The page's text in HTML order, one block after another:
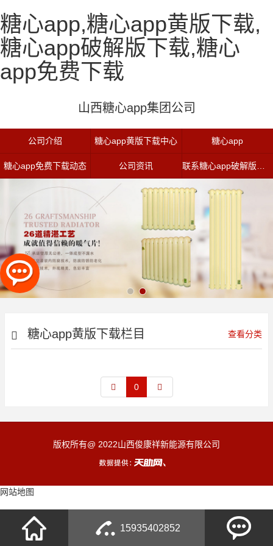
糖心app,糖心app黄版下载,
糖心app破解版下载,糖心
app免费下载
山西糖心app集团公司
公司介绍 糖心app黄版下载中心 糖心app
糖心app免费下载动态 公司资讯
糖心app黄版下载栏目 查看分类
0
15935402852
版权所有@ 2022山西俊康祥新能源有限公司
网站地图